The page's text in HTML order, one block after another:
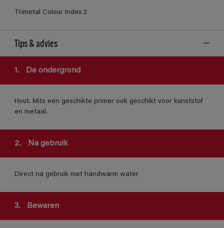
Trimetal Colour Index 2
Tips & advies
1. De ondergrond
Hout. Mits een geschikte primer ook geschikt voor kunststof
en metaal.
2. Na gebruik
Direct na gebruik met handwarm water
3. Bewaren